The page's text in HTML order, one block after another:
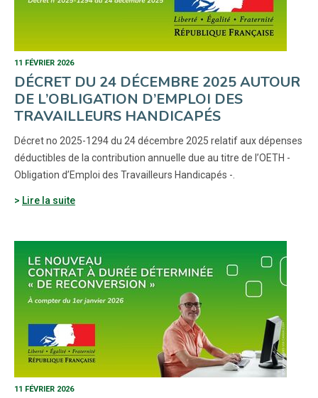
11 FÉVRIER 2026
DÉCRET DU 24 DÉCEMBRE 2025 AUTOUR
DE L’OBLIGATION D’EMPLOI DES
TRAVAILLEURS HANDICAPÉS
Décret no 2025-1294 du 24 décembre 2025 relatif aux dépenses
déductibles de la contribution annuelle due au titre de l’OETH -
Obligation d’Emploi des Travailleurs Handicapés -.
Lire la suite
11 FÉVRIER 2026